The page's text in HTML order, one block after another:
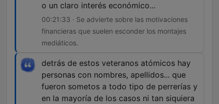
o un claro interés económico...
00:21:33 · Se advierte sobre las motivaciones
financieras que suelen esconder los montajes
mediáticos.
detrás de estos veteranos atómicos hay
personas con nombres, apellidos... que
fueron sometos a todo tipo de perrerías y
en la mayoría de los casos ni tan siquiera